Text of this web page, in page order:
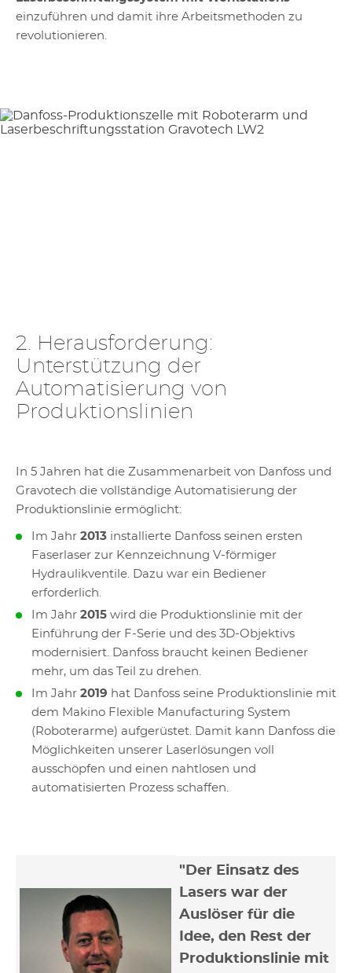
einzuführen und damit ihre Arbeitsmethoden zu
revolutionieren.
2. Herausforderung:
Unterstützung der
Automatisierung von
Produktionslinien
In 5 Jahren hat die Zusammenarbeit von Danfoss und
Gravotech die vollständige Automatisierung der
Produktionslinie ermöglicht:
Im Jahr 2013 installierte Danfoss seinen ersten
Faserlaser zur Kennzeichnung V-förmiger
Hydraulikventile. Dazu war ein Bediener
erforderlich.
Im Jahr 2015 wird die Produktionslinie mit der
Einführung der F-Serie und des 3D-Objektivs
modernisiert. Danfoss braucht keinen Bediener
mehr, um das Teil zu drehen.
Im Jahr 2019 hat Danfoss seine Produktionslinie mit
dem Makino Flexible Manufacturing System
(Roboterarme) aufgerüstet. Damit kann Danfoss die
Möglichkeiten unserer Laserlösungen voll
ausschöpfen und einen nahtlosen und
automatisierten Prozess schaffen.
"Der Einsatz des
Lasers war der
Auslöser für die
Idee, den Rest der
Produktionslinie mit